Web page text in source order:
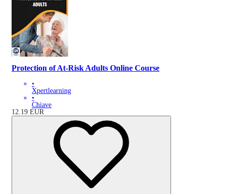
Protection of At-Risk Adults Online Course
•
Xpertlearning
•
Chiave
12.19 EUR